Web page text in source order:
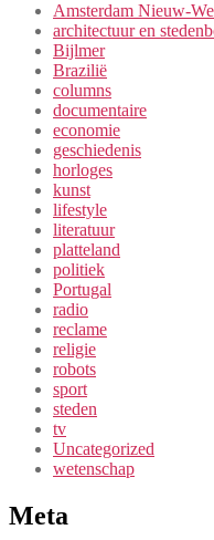
Amsterdam Nieuw-
architectuur en
Bijlmer
Brazilië
columns
documentaire
economie
geschiedenis
horloges
kunst
lifestyle
literatuur
platteland
politiek
Portugal
radio
reclame
religie
robots
sport
steden
tv
Uncategorized
wetenschap
Meta